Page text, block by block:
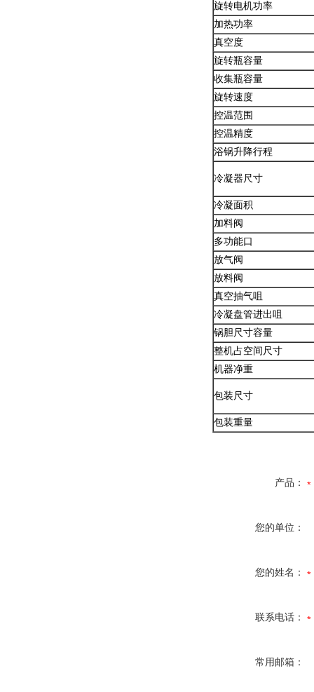
旋转电机功率
加热功率
真空度
旋转瓶容量
收集瓶容量
旋转速度
控温范围
控温精度
浴锅升降行程
冷凝器尺寸
冷凝面积
加料阀
多功能口
放气阀
放料阀
真空抽气咀
冷凝盘管进出咀
锅胆尺寸容量
整机占空间尺寸
机器净重
包装尺寸
包装重量
产品：
您的单位：
您的姓名：
联系电话：
常用邮箱：